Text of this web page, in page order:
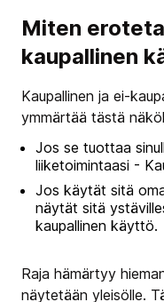
Miten
kaupallinen
Kaupallinen ja ei-
ymmärtää tästä
Jos se tuottaa
liiketoimintaasi -
Jos käytät sitä
näytät sitä
kaupallinen käyttö.
Raja hämärtyy
näytetään yleisölle.